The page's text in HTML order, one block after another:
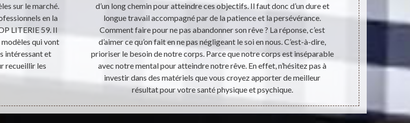
sur le marché.
en la
LITERIE 59. Il
qui vont
intéressant et
recueillir les
d’un long chemin pour atteindre ces objectifs. Il faut donc d’un dure et
longue travail accompagné par de la patience et la persévérance.
Comment faire pour ne pas abandonner son rêve ? La réponse, c’est
d’aimer ce qu’on fait en ne pas négligeant le soi en nous. C’est-à-dire,
prioriser le besoin de notre corps. Parce que notre corps est inséparable
avec notre mental pour atteindre notre rêve. En effet, n’hésitez pas à
investir dans des matériels que vous croyez apporter de meilleur
résultat pour votre santé physique et psychique.
corps
sexe